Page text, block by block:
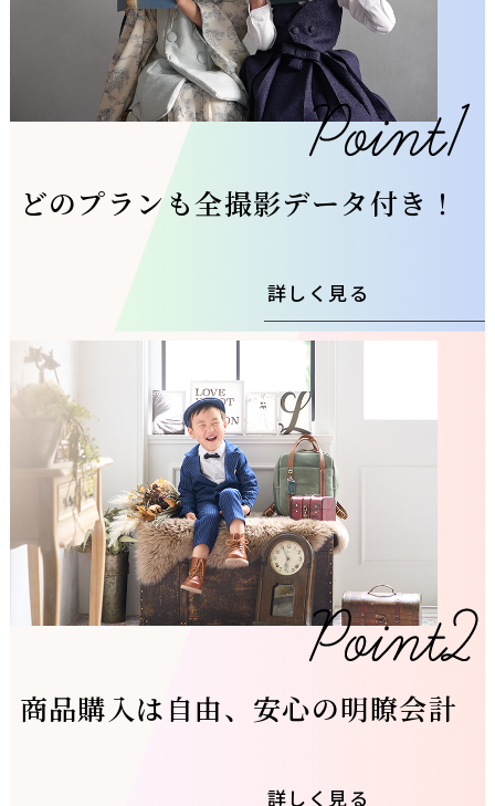
どのプランも全撮影データ付き！
詳しく見る
商品購入は自由、安心の明瞭会計
詳しく見る